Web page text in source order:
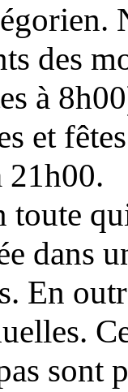
des
à
et
21h00.
toute
dans
En
sont